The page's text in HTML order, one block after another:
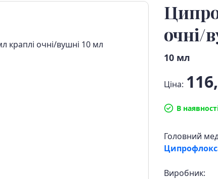
очні/
10 мл
Ціна:
В
Головний
Виробник: